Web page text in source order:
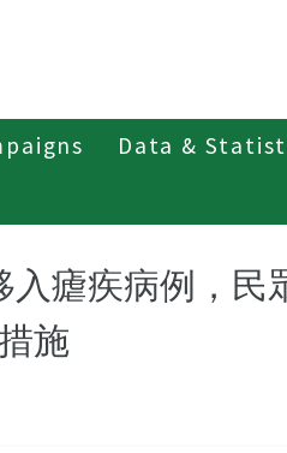
Data &
入瘧疾病例，
施